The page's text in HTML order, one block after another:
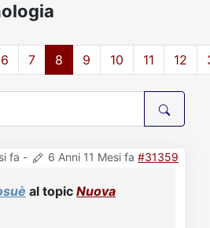
6 7 8 9 10 11 12
fa - 6 Anni 11 Mesi fa #31359
al topic Nuova